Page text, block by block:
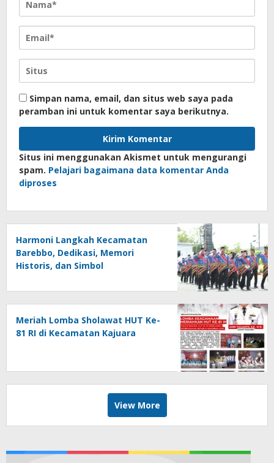
Simpan nama, email, dan situs web saya pada
peramban ini untuk komentar saya berikutnya.
Situs ini menggunakan Akismet untuk mengurangi
spam. Pelajari bagaimana data komentar Anda
diproses
Harmoni Langkah Kecamatan
Barebbo, Dedikasi, Memori
Historis, dan Simbol
Meriah Lomba Sholawat HUT Ke-
81 RI di Kecamatan Kajuara
View More